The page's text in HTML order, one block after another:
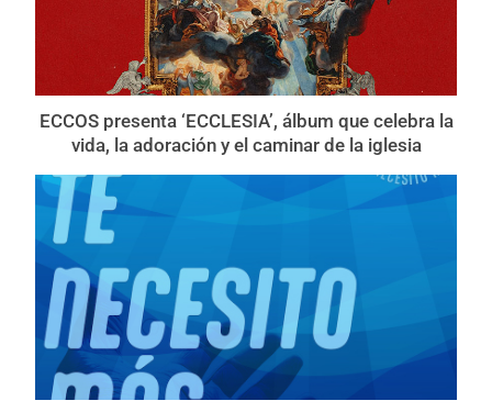
ECCOS presenta ‘ECCLESIA’, álbum que celebra la
vida, la adoración y el caminar de la iglesia